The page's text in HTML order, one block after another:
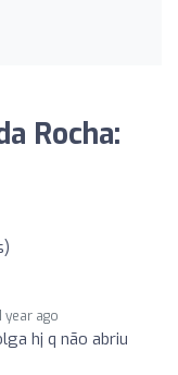
Rocha:
year ago
hj q não abriu